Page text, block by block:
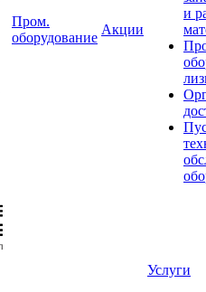
Пром.
оборудование
Акции
и
Услуги